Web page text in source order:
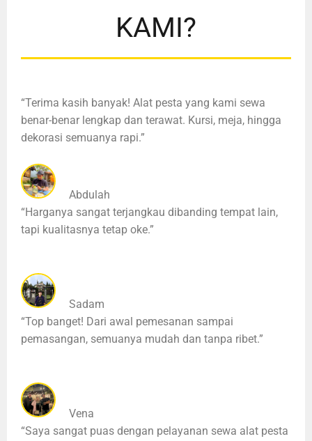
KAMI?
“Terima kasih banyak! Alat pesta yang kami sewa
benar-benar lengkap dan terawat. Kursi, meja, hingga
dekorasi semuanya rapi.”
Abdulah
“Harganya sangat terjangkau dibanding tempat lain,
tapi kualitasnya tetap oke.”
Sadam
“Top banget! Dari awal pemesanan sampai
pemasangan, semuanya mudah dan tanpa ribet.”
Vena
“Saya sangat puas dengan pelayanan sewa alat pesta